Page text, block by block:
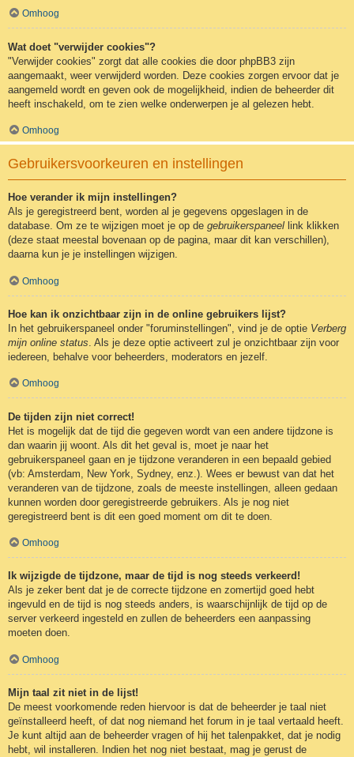
Omhoog
Wat doet "verwijder cookies"?
"Verwijder cookies" zorgt dat alle cookies die door phpBB3 zijn
aangemaakt, weer verwijderd worden. Deze cookies zorgen ervoor dat je
aangemeld wordt en geven ook de mogelijkheid, indien de beheerder dit
heeft inschakeld, om te zien welke onderwerpen je al gelezen hebt.
Omhoog
Gebruikersvoorkeuren en instellingen
Hoe verander ik mijn instellingen?
Als je geregistreerd bent, worden al je gegevens opgeslagen in de
database. Om ze te wijzigen moet je op de gebruikerspaneel link klikken
(deze staat meestal bovenaan op de pagina, maar dit kan verschillen),
daarna kun je je instellingen wijzigen.
Omhoog
Hoe kan ik onzichtbaar zijn in de online gebruikers lijst?
In het gebruikerspaneel onder "foruminstellingen", vind je de optie Verberg
mijn online status . Als je deze optie activeert zul je onzichtbaar zijn voor
iedereen, behalve voor beheerders, moderators en jezelf.
Omhoog
De tijden zijn niet correct!
Het is mogelijk dat de tijd die gegeven wordt van een andere tijdzone is
dan waarin jij woont. Als dit het geval is, moet je naar het
gebruikerspaneel gaan en je tijdzone veranderen in een bepaald gebied
(vb: Amsterdam, New York, Sydney, enz.). Wees er bewust van dat het
veranderen van de tijdzone, zoals de meeste instellingen, alleen gedaan
kunnen worden door geregistreerde gebruikers. Als je nog niet
geregistreerd bent is dit een goed moment om dit te doen.
Omhoog
Ik wijzigde de tijdzone, maar de tijd is nog steeds verkeerd!
Als je zeker bent dat je de correcte tijdzone en zomertijd goed hebt
ingevuld en de tijd is nog steeds anders, is waarschijnlijk de tijd op de
server verkeerd ingesteld en zullen de beheerders een aanpassing
moeten doen.
Omhoog
Mijn taal zit niet in de lijst!
De meest voorkomende reden hiervoor is dat de beheerder je taal niet
geïnstalleerd heeft, of dat nog niemand het forum in je taal vertaald heeft.
Je kunt altijd aan de beheerder vragen of hij het talenpakket, dat je nodig
hebt, wil installeren. Indien het nog niet bestaat, mag je gerust de